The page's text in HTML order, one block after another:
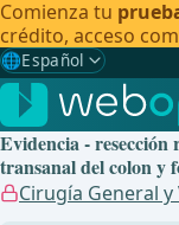
Comienza tu
crédito, acceso
🌐Español
Gewählte Sprache:
🇩🇪 Alemán
🇬🇧Inglés
🇪🇸Español
Evidencia -
transanal del colon y
Cirugía General y